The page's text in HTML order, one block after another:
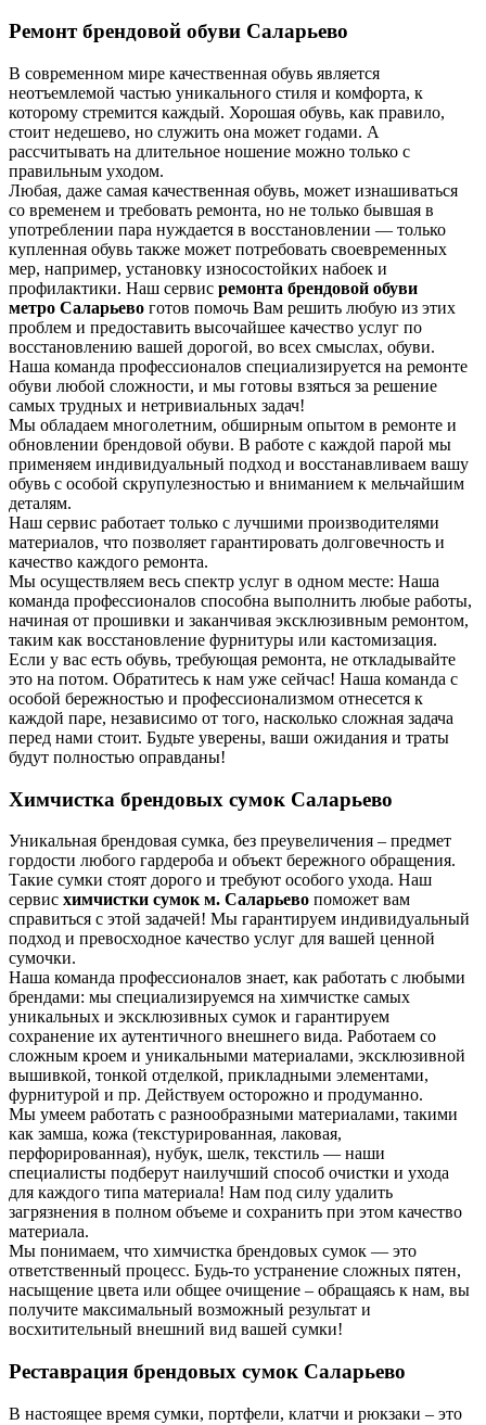
Ремонт брендовой обуви Саларьево
В современном мире качественная обувь является
неотъемлемой частью уникального стиля и комфорта, к
которому стремится каждый. Хорошая обувь, как правило,
стоит недешево, но служить она может годами. А
рассчитывать на длительное ношение можно только с
правильным уходом.
Любая, даже самая качественная обувь, может изнашиваться
со временем и требовать ремонта, но не только бывшая в
употреблении пара нуждается в восстановлении — только
купленная обувь также может потребовать своевременных
мер, например, установку износостойких набоек и
профилактики. Наш сервис ремонта брендовой обуви
метро Саларьево готов помочь Вам решить любую из этих
проблем и предоставить высочайшее качество услуг по
восстановлению вашей дорогой, во всех смыслах, обуви.
Наша команда профессионалов специализируется на ремонте
обуви любой сложности, и мы готовы взяться за решение
самых трудных и нетривиальных задач!
Мы обладаем многолетним, обширным опытом в ремонте и
обновлении брендовой обуви. В работе с каждой парой мы
применяем индивидуальный подход и восстанавливаем вашу
обувь с особой скрупулезностью и вниманием к мельчайшим
деталям.
Наш сервис работает только с лучшими производителями
материалов, что позволяет гарантировать долговечность и
качество каждого ремонта.
Мы осуществляем весь спектр услуг в одном месте: Наша
команда профессионалов способна выполнить любые работы,
начиная от прошивки и заканчивая эксклюзивным ремонтом,
таким как восстановление фурнитуры или кастомизация.
Если у вас есть обувь, требующая ремонта, не откладывайте
это на потом. Обратитесь к нам уже сейчас! Наша команда с
особой бережностью и профессионализмом отнесется к
каждой паре, независимо от того, насколько сложная задача
перед нами стоит. Будьте уверены, ваши ожидания и траты
будут полностью оправданы!
Химчистка брендовых сумок Саларьево
Уникальная брендовая сумка, без преувеличения – предмет
гордости любого гардероба и объект бережного обращения.
Такие сумки стоят дорого и требуют особого ухода. Наш
сервис химчистки сумок м. Саларьево поможет вам
справиться с этой задачей! Мы гарантируем индивидуальный
подход и превосходное качество услуг для вашей ценной
сумочки.
Наша команда профессионалов знает, как работать с любыми
брендами: мы специализируемся на химчистке самых
уникальных и эксклюзивных сумок и гарантируем
сохранение их аутентичного внешнего вида. Работаем со
сложным кроем и уникальными материалами, эксклюзивной
вышивкой, тонкой отделкой, прикладными элементами,
фурнитурой и пр. Действуем осторожно и продуманно.
Мы умеем работать с разнообразными материалами, такими
как замша, кожа (текстурированная, лаковая,
перфорированная), нубук, шелк, текстиль — наши
специалисты подберут наилучший способ очистки и ухода
для каждого типа материала! Нам под силу удалить
загрязнения в полном объеме и сохранить при этом качество
материала.
Мы понимаем, что химчистка брендовых сумок — это
ответственный процесс. Будь-то устранение сложных пятен,
насыщение цвета или общее очищение – обращаясь к нам, вы
получите максимальный возможный результат и
восхитительный внешний вид вашей сумки!
Реставрация брендовых сумок Саларьево
В настоящее время сумки, портфели, клатчи и рюкзаки – это